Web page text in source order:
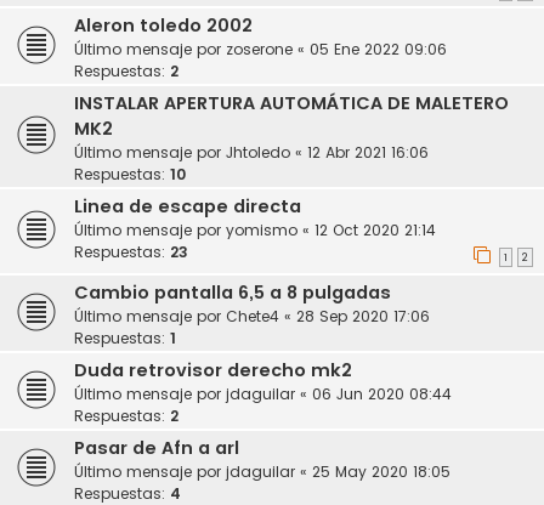
Aleron toledo 2002
Último mensaje por zoserone « 05 Ene 2022 09:06
Respuestas: 2
INSTALAR APERTURA AUTOMÁTICA DE MALETERO
MK2
Último mensaje por Jhtoledo « 12 Abr 2021 16:06
Respuestas: 10
Linea de escape directa
Último mensaje por yomismo « 12 Oct 2020 21:14
Respuestas: 23 1 2
Cambio pantalla 6,5 a 8 pulgadas
Último mensaje por Chete4 « 28 Sep 2020 17:06
Respuestas: 1
Duda retrovisor derecho mk2
Último mensaje por jdaguilar « 06 Jun 2020 08:44
Respuestas: 2
Pasar de Afn a arl
Último mensaje por jdaguilar « 25 May 2020 18:05
Respuestas: 4